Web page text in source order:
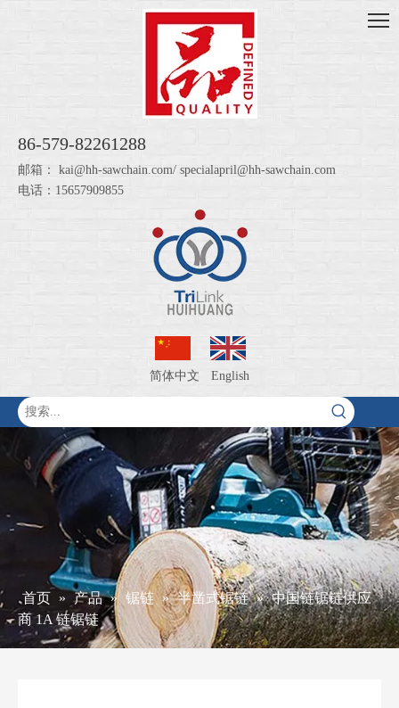
86-579-82261288
邮箱： kai@hh-sawchain.com/ specialapril@hh-sawchain.com
电话：15657909855
简体中文 English
首页 » 产品 » 锯链 » 半凿式锯链 » 中国链锯链供应
商 1A 链锯链